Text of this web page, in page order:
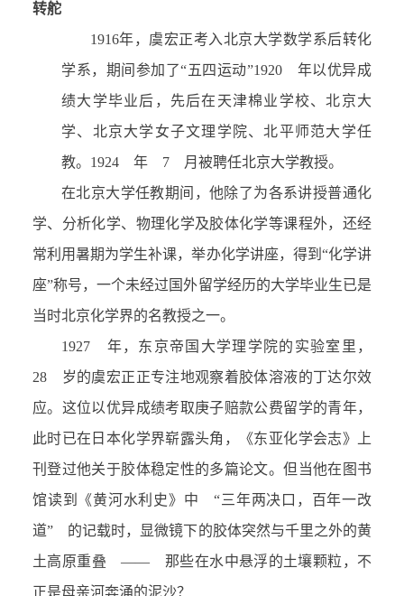
转舵
1916年，虞宏正考入北京大学数学系后转化
学系，期间参加了“五四运动”1920 年以优异成
绩大学毕业后，先后在天津棉业学校、北京大
学、北京大学女子文理学院、北平师范大学任
教。1924 年 7 月被聘任北京大学教授。
在北京大学任教期间，他除了为各系讲授普通化
学、分析化学、物理化学及胶体化学等课程外，还经
常利用暑期为学生补课，举办化学讲座，得到“化学讲
座”称号，一个未经过国外留学经历的大学毕业生已是
当时北京化学界的名教授之一。
1927 年，东京帝国大学理学院的实验室里，
28 岁的虞宏正正专注地观察着胶体溶液的丁达尔效
应。这位以优异成绩考取庚子赔款公费留学的青年，
此时已在日本化学界崭露头角，《东亚化学会志》上
刊登过他关于胶体稳定性的多篇论文。但当他在图书
馆读到《黄河水利史》中 “三年两决口，百年一改
道” 的记载时，显微镜下的胶体突然与千里之外的黄
土高原重叠 —— 那些在水中悬浮的土壤颗粒，不
正是母亲河奔涌的泥沙？